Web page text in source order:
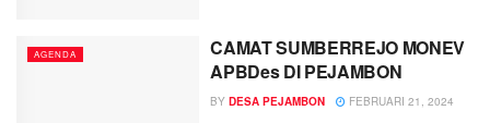
AGENDA
CAMAT SUMBERREJO MONEV
APBDes DI PEJAMBON
BY DESA PEJAMBON FEBRUARI 21, 2024